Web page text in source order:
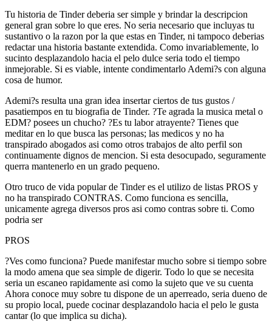
Tu historia de Tinder deberia ser simple y brindar la descripcion
general gran sobre lo que eres. No seri­a necesario que incluyas tu
sustantivo o la razon por la que estas en Tinder, ni tampoco deberias
redactar una historia bastante extendida. Como invariablemente, lo
sucinto desplazandolo hacia el pelo dulce seri­a todo el tiempo
inmejorable. Si es viable, intente condimentarlo Ademi?s con alguna
cosa de humor.
Ademi?s resulta una gran idea insertar ciertos de tus gustos /
pasatiempos en tu biografia de Tinder. ?Te agrada la musica metal o
EDM? posees un chucho? ?Es tu labor atrayente? Tienes que
meditar en lo que busca las personas; las medicos y no ha
transpirado abogados asi­ como otros trabajos de alto perfil son
continuamente dignos de mencion. Si esta desocupado, seguramente
querra mantenerlo en un grado pequeno.
Otro truco de vida popular de Tinder es el utilizo de listas PROS y
no ha transpirado CONTRAS. Como funciona es sencilla,
unicamente agrega diversos pros asi­ como contras sobre ti. Como
podri­a ser
PROS
?Ves como funciona? Puede manifestar mucho sobre si tiempo sobre
la modo amena que sea simple de digerir. Todo lo que se necesita
seri­a un escaneo rapidamente asi­ como la sujeto que ve su cuenta
Ahora conoce muy sobre tu dispone de un aperreado, seri­a dueno de
su propio local, puede cocinar desplazandolo hacia el pelo le gusta
cantar (lo que implica su dicha).